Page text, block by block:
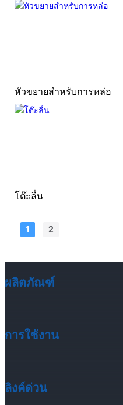
หัวขยายสำหรับการหล่อ
โต๊ะลื่น
1 2
ผลิตภัณฑ์
การใช้งาน
ลิงค์ด่วน